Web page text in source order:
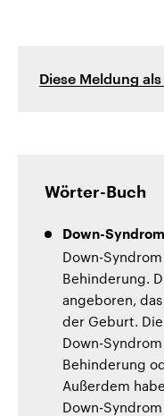
Diese Meldung
Wörter-Buch
Down-Syndrom
Down-
Behinderung.
angeboren,
der Geburt.
Down-
Behinderung
Außerdem
Down-